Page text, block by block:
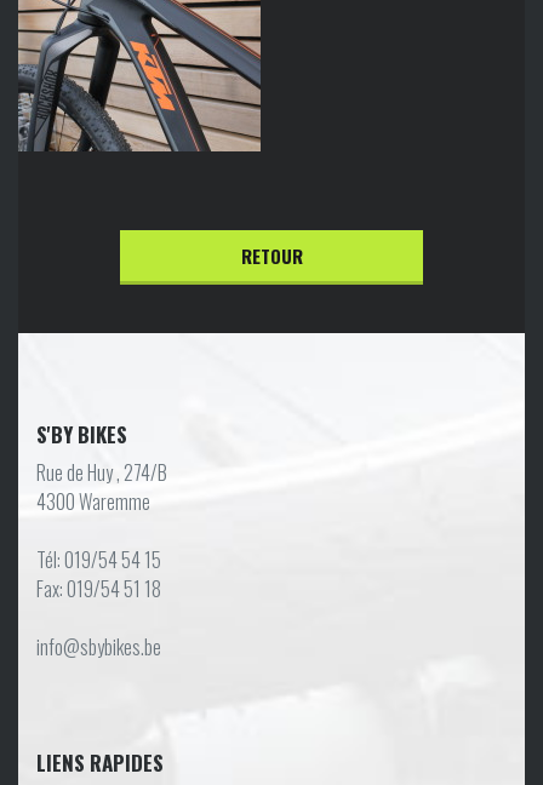
RETOUR
S'BY BIKES
Rue de Huy , 274/B
4300 Waremme
Tél: 019/54 54 15
Fax: 019/54 51 18
info@sbybikes.be
LIENS RAPIDES